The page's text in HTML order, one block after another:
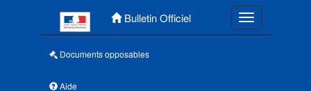
Bulletin Officiel Toggle
Documents opposables
Aide